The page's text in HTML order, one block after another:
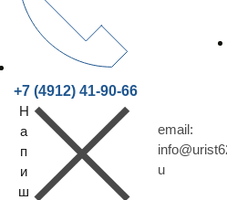
+7 (4912) 41-90-66
Н
а
п
и
ш
email:
u